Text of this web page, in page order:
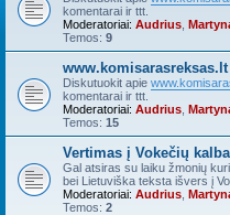
komentarai ir ttt.
Moderatoriai: Audrius
Temos: 9
Diskutuokit apie
komentarai ir ttt.
Moderatoriai: Audrius
Temos: 15
Vertimas į Vokečių
Gal atsiras su laiku žmonių
bei Lietuviška teksta išvers į
Moderatoriai: Audrius
Temos: 2